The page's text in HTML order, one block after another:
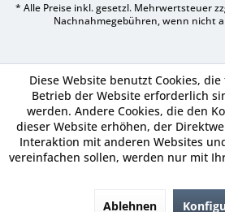
* Alle Preise inkl. gesetzl. Mehrwertsteuer
Nachnahmegebühren, wenn nicht
Diese Website benutzt Cookies,
Betrieb der Website erforderlich
werden. Andere Cookies, die den
dieser Website erhöhen, der
Interaktion mit anderen Websites
vereinfachen sollen, werden nur mit
Ablehnen